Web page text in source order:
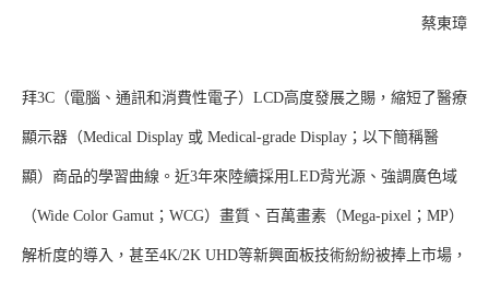
蔡東璋
拜3C（電腦、通訊和消費性電子）LCD高度發展之賜，縮短了醫療
顯示器（Medical Display 或 Medical-grade Display；以下簡稱醫
顯）商品的學習曲線。近3年來陸續採用LED背光源、強調廣色域
（Wide Color Gamut；WCG）畫質、百萬畫素（Mega-pixel；MP）
解析度的導入，甚至4K/2K UHD等新興面板技術紛紛被捧上市場，